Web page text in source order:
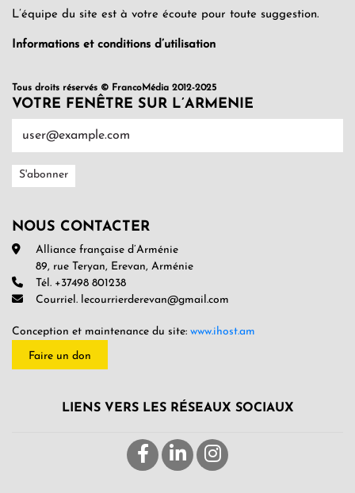
L’équipe du site est à votre écoute pour toute suggestion.
Informations et conditions d’utilisation
Tous droits réservés © FrancoMédia 2012-2025
VOTRE FENÊTRE SUR L’ARMENIE
NOUS CONTACTER
Alliance française d’Arménie
89, rue Teryan, Erevan, Arménie
Tél. +37498 801238
Courriel. lecourrierderevan@gmail.com
Conception et maintenance du site: www.ihost.am
Faire un don
LIENS VERS LES RÉSEAUX SOCIAUX